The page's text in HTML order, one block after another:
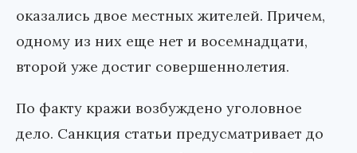
оказались двое местных жителей. Причем,
одному из них еще нет и восемнадцати,
второй уже достиг совершеннолетия.
По факту кражи возбуждено уголовное
дело. Санкция статьи предусматривает до